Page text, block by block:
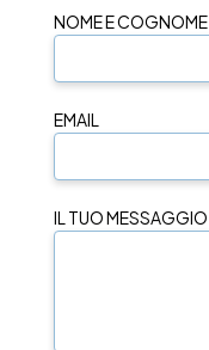
NOME E COGNOME
EMAIL
IL TUO MESSAGGIO